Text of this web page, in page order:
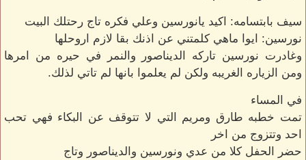
سيف بابتسامه: اكيد يانورسين وعلي فكره تاج رحتلك البيت
نورسين: ايوا ماهي كلمتني عن اذنك بقا لازم اروحلها
وغادرت نورسين تاركه الديناصور والنمر في حيره من امرها
ومن الزياره الغريبه ولكن لم يعلموا بانها لم تاتي لذلك.
في المساء
تمت خطبه طارق ومريم التي لا تتوقف عن البكاء فهي تحب
احد وتتزوج من اخر
حضر الحفل كلا من عدي ونورسين والديناصور وتاج